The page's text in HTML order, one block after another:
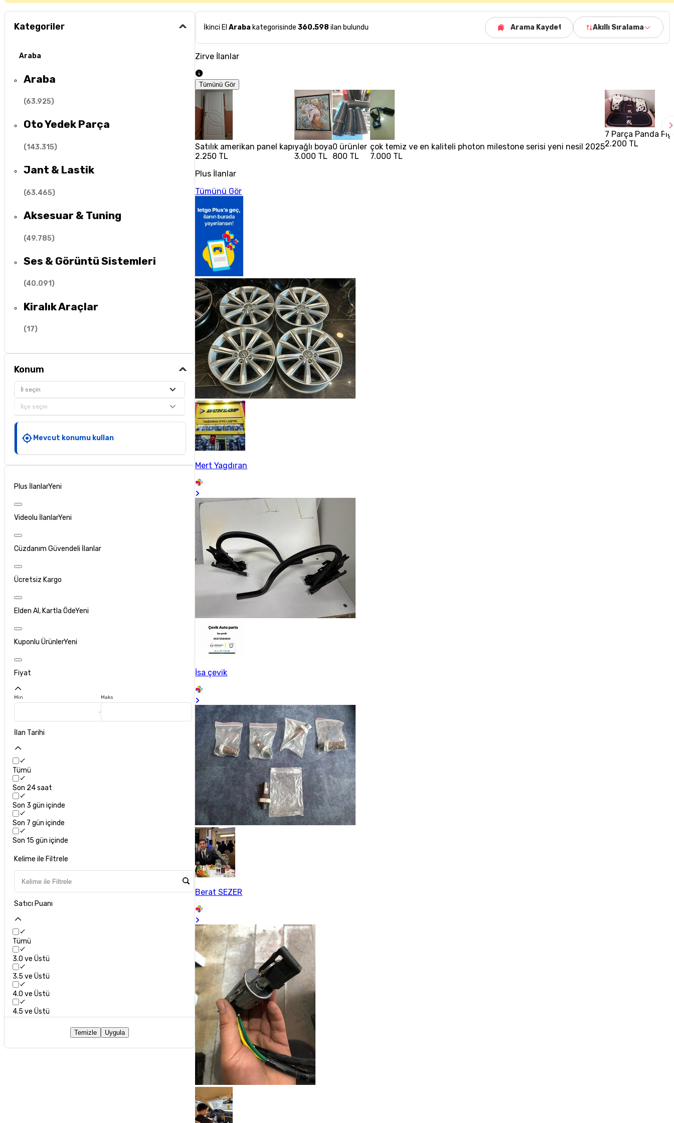
Kategoriler
Araba
Araba
(63.925)
Oto Yedek Parça
(143.315)
Jant & Lastik
(63.465)
Aksesuar & Tuning
(49.785)
Ses & Görüntü Sistemleri
(40.091)
Kiralık Araçlar
(17)
Konum
İl seçin
İlçe seçin
Mevcut konumu kullan
Plus İlanlarYeni
Videolu İlanlarYeni
Cüzdanım Güvendeli İlanlar
Ücretsiz Kargo
Elden Al, Kartla ÖdeYeni
Kuponlu ÜrünlerYeni
Fiyat
Min Maks
İlan Tarihi
Tümü
Son 24 saat
Son 3 gün içinde
Son 7 gün içinde
Son 15 gün içinde
Kelime ile Filtrele
Satıcı Puanı
Tümü
3.0 ve Üstü
3.5 ve Üstü
4.0 ve Üstü
4.5 ve Üstü
Temizle Uygula
İkinci ElAraba kategorisinde 360.598 ilan bulundu Arama Kaydet Akıllı Sıralama
Zirve İlanlar
Tümünü Gör
Satılık amerikan panel kapı
2.250 TL
yağlı boya
3.000 TL
0 ürünler
800 TL
çok temiz ve en kaliteli photon milestone serisi yeni nesil 2025
7.000 TL
7 Parça Panda
2.200 TL
Plus İlanlar
Tümünü Gör
Mert Yagdıran
İsa çevik
Berat SEZER